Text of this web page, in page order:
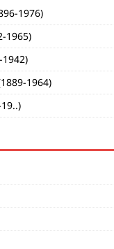
1976)
1965)
1964)